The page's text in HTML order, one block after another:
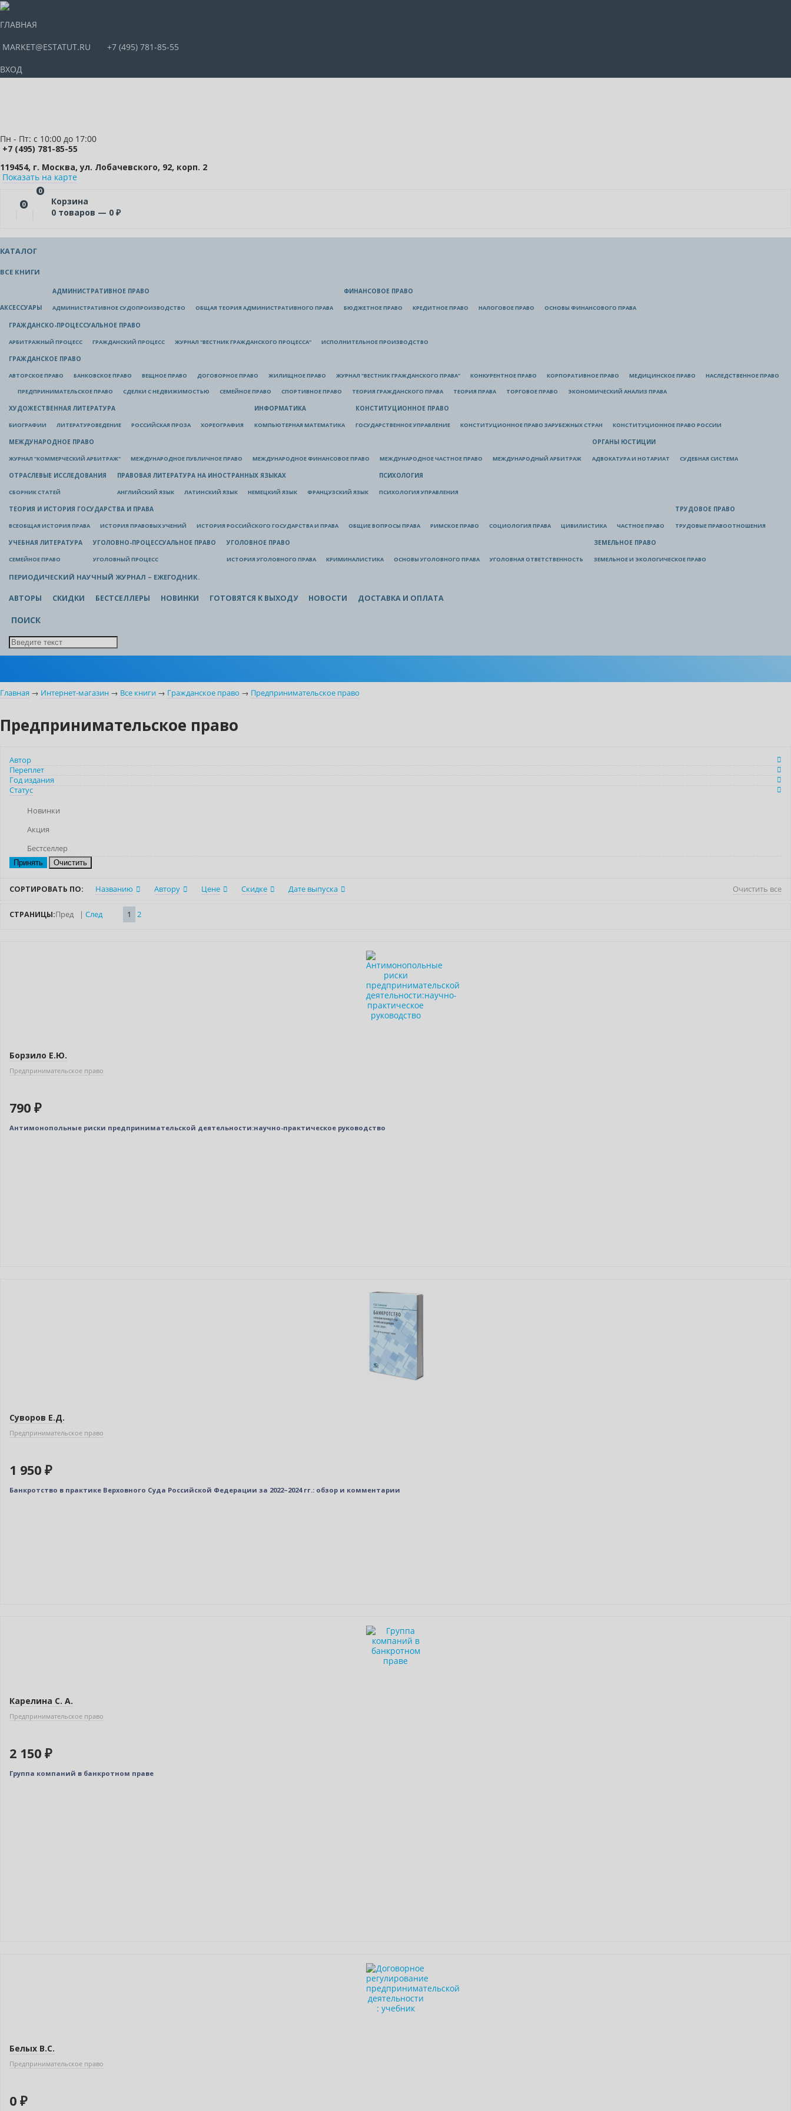
ГЛАВНАЯ
MARKET@ESTATUT.RU
+7 (495) 781-85-55
ВХОД
Пн - Пт: с 10:00 до 17:00
+7 (495) 781-85-55
119454, г. Москва, ул. Лобачевского, 92, корп. 2
Показать на карте
0
0
Корзина
0 товаров — 0 ₽
КАТАЛОГ
ВСЕ КНИГИ
АКСЕССУАРЫ
АДМИНИСТРАТИВНОЕ ПРАВО
АДМИНИСТРАТИВНОЕ СУДОПРОИЗВОДСТВО ОБЩАЯ ТЕОРИЯ АДМИНИСТРАТИВНОГО ПРАВА
ФИНАНСОВОЕ ПРАВО
БЮДЖЕТНОЕ ПРАВО КРЕДИТНОЕ ПРАВО НАЛОГОВОЕ ПРАВО ОСНОВЫ ФИНАНСОВОГО ПРАВА
ГРАЖДАНСКО-ПРОЦЕССУАЛЬНОЕ ПРАВО
АРБИТРАЖНЫЙ ПРОЦЕСС ГРАЖДАНСКИЙ ПРОЦЕСС ЖУРНАЛ "ВЕСТНИК ГРАЖДАНСКОГО ПРОЦЕССА" ИСПОЛНИТЕЛЬНОЕ ПРОИЗВОДСТВО
ГРАЖДАНСКОЕ ПРАВО
АВТОРСКОЕ ПРАВО БАНКОВСКОЕ ПРАВО ВЕЩНОЕ ПРАВО ДОГОВОРНОЕ ПРАВО ЖИЛИЩНОЕ ПРАВО ЖУРНАЛ "ВЕСТНИК ГРАЖДАНСКОГО ПРАВА" КОНКУРЕНТНОЕ ПРАВО КОРПОРАТИВНОЕ ПРАВО МЕДИЦИНСКОЕ ПРАВО НАСЛЕДСТВЕННОЕ ПРАВО
ПРЕДПРИНИМАТЕЛЬСКОЕ ПРАВО СДЕЛКИ С НЕДВИЖИМОСТЬЮ СЕМЕЙНОЕ ПРАВО СПОРТИВНОЕ ПРАВО ТЕОРИЯ ГРАЖДАНСКОГО ПРАВА ТЕОРИЯ ПРАВА ТОРГОВОЕ ПРАВО ЭКОНОМИЧЕСКИЙ АНАЛИЗ ПРАВА
ХУДОЖЕСТВЕННАЯ ЛИТЕРАТУРА
БИОГРАФИИ ЛИТЕРАТУРОВЕДЕНИЕ РОССИЙСКАЯ ПРОЗА ХОРЕОГРАФИЯ
ИНФОРМАТИКА
КОМПЬЮТЕРНАЯ МАТЕМАТИКА
КОНСТИТУЦИОННОЕ ПРАВО
ГОСУДАРСТВЕННОЕ УПРАВЛЕНИЕ КОНСТИТУЦИОННОЕ ПРАВО ЗАРУБЕЖНЫХ СТРАН КОНСТИТУЦИОННОЕ ПРАВО РОССИИ
МЕЖДУНАРОДНОЕ ПРАВО
ЖУРНАЛ "КОММЕРЧЕСКИЙ АРБИТРАЖ" МЕЖДУНАРОДНОЕ ПУБЛИЧНОЕ ПРАВО МЕЖДУНАРОДНОЕ ФИНАНСОВОЕ ПРАВО МЕЖДУНАРОДНОЕ ЧАСТНОЕ ПРАВО МЕЖДУНАРОДНЫЙ АРБИТРАЖ
ОРГАНЫ ЮСТИЦИИ
АДВОКАТУРА И НОТАРИАТ СУДЕБНАЯ СИСТЕМА
ОТРАСЛЕВЫЕ ИССЛЕДОВАНИЯ
СБОРНИК СТАТЕЙ
ПРАВОВАЯ ЛИТЕРАТУРА НА ИНОСТРАННЫХ ЯЗЫКАХ
АНГЛИЙСКИЙ ЯЗЫК ЛАТИНСКИЙ ЯЗЫК НЕМЕЦКИЙ ЯЗЫК ФРАНЦУЗСКИЙ ЯЗЫК
ПСИХОЛОГИЯ
ПСИХОЛОГИЯ УПРАВЛЕНИЯ
ТЕОРИЯ И ИСТОРИЯ ГОСУДАРСТВА И ПРАВА
ВСЕОБЩАЯ ИСТОРИЯ ПРАВА ИСТОРИЯ ПРАВОВЫХ УЧЕНИЙ ИСТОРИЯ РОССИЙСКОГО ГОСУДАРСТВА И ПРАВА ОБЩИЕ ВОПРОСЫ ПРАВА РИМСКОЕ ПРАВО СОЦИОЛОГИЯ ПРАВА ЦИВИЛИСТИКА ЧАСТНОЕ ПРАВО
ТРУДОВОЕ ПРАВО
ТРУДОВЫЕ ПРАВООТНОШЕНИЯ
УЧЕБНАЯ ЛИТЕРАТУРА
СЕМЕЙНОЕ ПРАВО
УГОЛОВНО-ПРОЦЕССУАЛЬНОЕ ПРАВО
УГОЛОВНЫЙ ПРОЦЕСС
УГОЛОВНОЕ ПРАВО
ИСТОРИЯ УГОЛОВНОГО ПРАВА КРИМИНАЛИСТИКА ОСНОВЫ УГОЛОВНОГО ПРАВА УГОЛОВНАЯ ОТВЕТСТВЕННОСТЬ
ЗЕМЕЛЬНОЕ ПРАВО
ЗЕМЕЛЬНОЕ И ЭКОЛОГИЧЕСКОЕ ПРАВО
ПЕРИОДИЧЕСКИЙ НАУЧНЫЙ ЖУРНАЛ – ЕЖЕГОДНИК.
АВТОРЫ СКИДКИ БЕСТСЕЛЛЕРЫ НОВИНКИ ГОТОВЯТСЯ К ВЫХОДУ НОВОСТИ ДОСТАВКА И ОПЛАТА
ПОИСК
Главная → Интернет-магазин → Все книги → Гражданское право → Предпринимательское право
Предпринимательское право
Автор
Переплет
Год издания
Статус
Новинки
Акция
Бестселлер
Очистить
СОРТИРОВАТЬ ПО: Названию Автору Цене Скидке Дате выпуска Очистить все
СТРАНИЦЫ:Пред | След 1 2
Борзило Е.Ю.
Предпринимательское право
790 ₽
Антимонопольные риски предпринимательской деятельности:научно-практическое руководство
Суворов Е.Д.
Предпринимательское право
1 950 ₽
Банкротство в практике Верховного Суда Российской Федерации за 2022–2024 гг.: обзор и комментарии
Карелина С. А.
Предпринимательское право
2 150 ₽
Группа компаний в банкротном праве
Белых В.С.
Предпринимательское право
0 ₽